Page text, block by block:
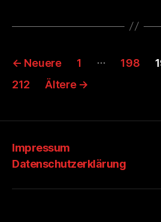
der
← Neuere 1 … 198
212
Ältere →
Impressum
Datenschutzerklärung